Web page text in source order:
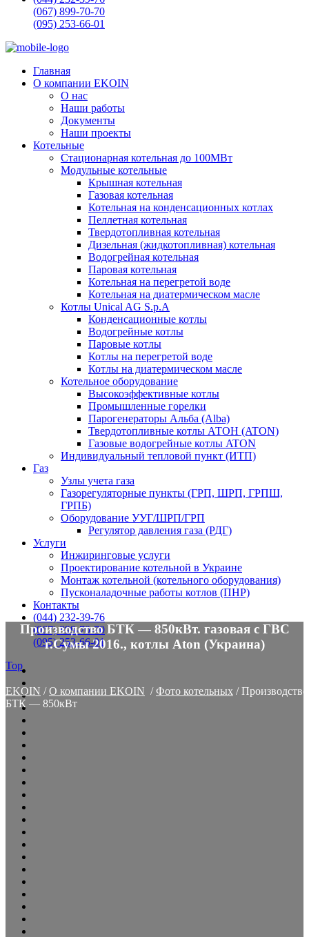
(067) 899-70-70
(095) 253-66-01
Главная
О компании EKOIN
О нас
Наши работы
Документы
Наши проекты
Котельные
Стационарная котельная до 100МВт
Модульные котельные
Крышная котельная
Газовая котельная
Котельная на конденсационных котлах
Пеллетная котельная
Твердотопливная котельная
Дизельная (жидкотопливная) котельная
Водогрейная котельная
Паровая котельная
Котельная на перегретой воде
Котельная на диатермическом масле
Котлы Unical AG S.p.A
Конденсационные котлы
Водогрейные котлы
Паровые котлы
Котлы на перегретой воде
Котлы на диатермическом масле
Котельное оборудование
Высокоэффективные котлы
Промышленные горелки
Парогенераторы Альба (Alba)
Твердотопливные котлы АТОН (ATON)
Газовые водогрейные котлы ATON
Индивидуальный тепловой пункт (ИТП)
Газ
Узлы учета газа
Газорегуляторные пункты (ГРП, ШРП, ГРПШ,
ГРПБ)
Оборудование УУГ/ШРП/ГРП
Регулятор давления газа (РДГ)
Услуги
Инжиринговые услуги
Проектирование котельной в Украине
Монтаж котельной (котельного оборудования)
Пусконаладочные работы котлов (ПНР)
Контакты
(044) 232-39-76
(067) 899-70-70
(095) 253-66-01
Top
EKOIN /О компании EKOIN /Фото котельных /Производство
БТК — 850кВт
Производство БТК — 850кВт. газовая с ГВС
г.Сумы 2016., котлы Aton (Украина)